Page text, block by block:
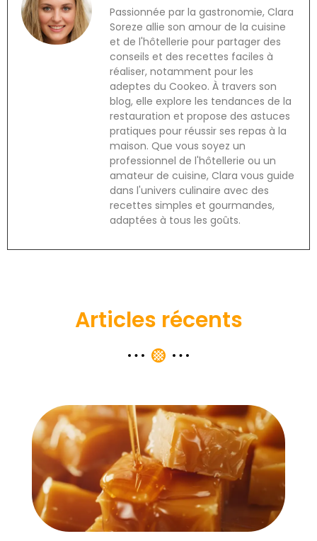
Passionnée par la gastronomie, Clara
Soreze allie son amour de la cuisine
et de l'hôtellerie pour partager des
conseils et des recettes faciles à
réaliser, notamment pour les
adeptes du Cookeo. À travers son
blog, elle explore les tendances de la
restauration et propose des astuces
pratiques pour réussir ses repas à la
maison. Que vous soyez un
professionnel de l'hôtellerie ou un
amateur de cuisine, Clara vous guide
dans l'univers culinaire avec des
recettes simples et gourmandes,
adaptées à tous les goûts.
Articles récents